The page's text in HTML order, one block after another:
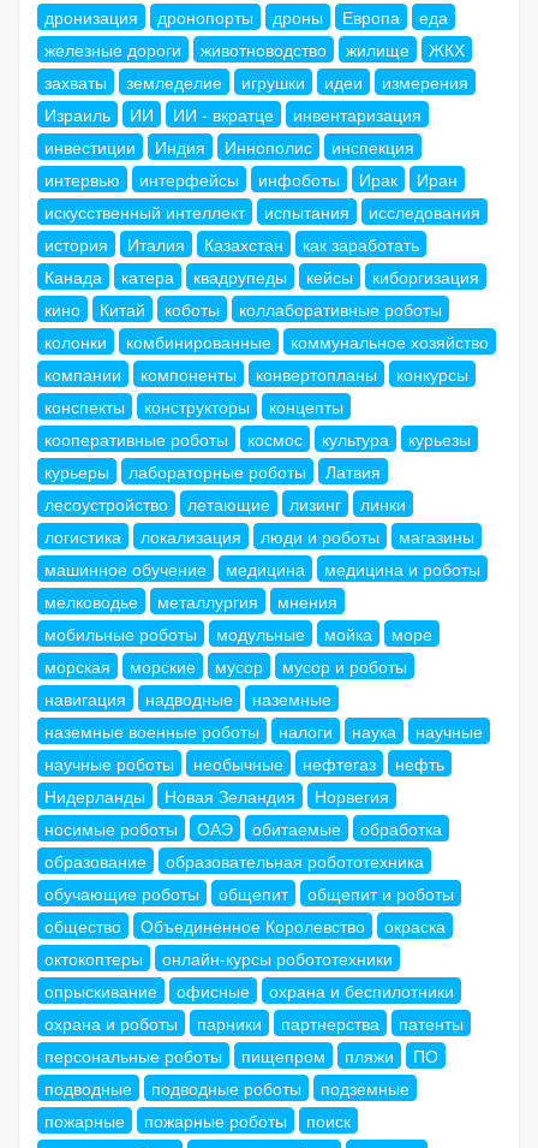
дронизация
дронопорты дроны Европа
еда
железные дороги
животноводство жилище
ЖКХ
захваты
земледелие игрушки идеи
измерения
Израиль
ИИ ИИ - вкратце
инвентаризация
инвестиции
Индия Иннополис
инспекция
интервью
интерфейсы инфоботы Ирак
Иран
искусственный интеллект
испытания
исследования
история
Италия Казахстан
как заработать
Канада
катера квадрупеды кейсы
киборгизация
кино
Китай коботы
коллаборативные роботы
колонки
комбинированные
коммунальное хозяйство
компании
компоненты конвертопланы
конкурсы
конспекты
конструкторы
концепты
кооперативные роботы
космос культура
курьезы
курьеры
лабораторные роботы
Латвия
лесоустройство
летающие лизинг
линки
логистика
локализация люди и роботы
магазины
машинное обучение
медицина
медицина и роботы
мелководье
металлургия
мнения
мобильные роботы
модульные мойка
море
морская
морские мусор
мусор и роботы
навигация
надводные
наземные
наземные военные роботы
налоги наука
научные
научные роботы
необычные нефтегаз
нефть
Нидерланды
Новая Зеландия
Норвегия
носимые роботы
ОАЭ обитаемые
обработка
образование
образовательная робототехника
обучающие роботы
общепит
общепит и роботы
общество
Объединенное Королевство
окраска
октокоптеры
онлайн-курсы робототехники
опрыскивание
офисные
охрана и беспилотники
охрана и роботы
парники партнерства
патенты
персональные роботы
пищепром пляжи
ПО
подводные
подводные роботы
подземные
пожарные
пожарные роботы
поиск